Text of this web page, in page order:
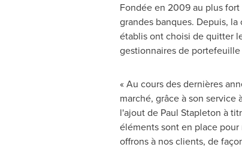
Fondée en 2009 au plus
grandes banques. Depuis,
établis ont choisi de quitter
gestionnaires de
« Au cours des dernières
marché, grâce à son service
l'ajout de Paul Stapleton à
éléments sont en place
offrons à nos clients, de